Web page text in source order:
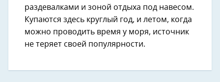
раздевалками и зоной отдыха под навесом.
Купаются здесь круглый год, и летом, когда
можно проводить время у моря, источник
не теряет своей популярности.